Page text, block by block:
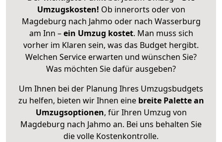
Umzugskosten! Ob innerorts oder von
Magdeburg nach Jahmo oder nach Wasserburg
am Inn –ein Umzug kostet. Man muss sich
vorher im Klaren sein, was das Budget hergibt.
Welchen Service erwarten und wünschen Sie?
Was möchten Sie dafür ausgeben?
Um Ihnen bei der Planung Ihres Umzugsbudgets
zu helfen, bieten wir Ihnen eine breite Palette an
Umzugsoptionen, für Ihren Umzug von
Magdeburg nach Jahmo an. Bei uns behalten Sie
die volle Kostenkontrolle.